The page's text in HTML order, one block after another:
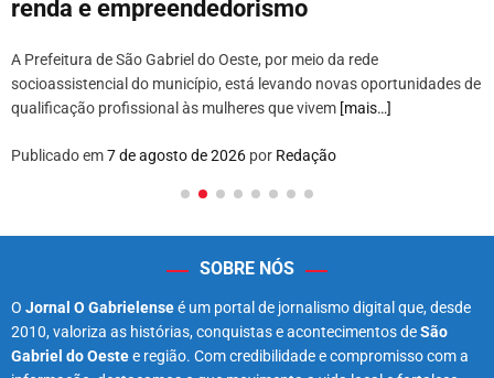
renda e empreendedorismo
A Prefeitura de São Gabriel do Oeste, por meio da rede
socioassistencial do município, está levando novas oportunidades de
qualificação profissional às mulheres que vivem [mais…]
Publicado em7 de agosto de 2026 por Redação
SOBRE NÓS
O Jornal O Gabrielenseé um portal de jornalismo digital que, desde
2010, valoriza as histórias, conquistas e acontecimentos deSão
Gabriel do Oestee região. Com credibilidade e compromisso com a